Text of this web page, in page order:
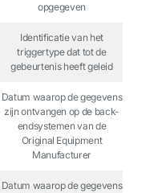
opgegeven
Identificatie van het
triggertype dat tot de
gebeurtenis heeft geleid
Datum waarop de gegevens
zijn ontvangen op de back-
endsystemen van de
Original Equipment
Manufacturer
Datum waarop de gegevens